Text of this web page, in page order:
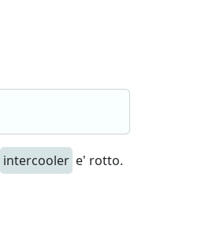
intercooler e' rotto.